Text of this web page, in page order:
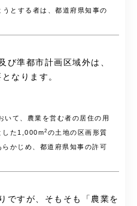
うとする者は、都道府県知事の
び準都市計画区域外は、
なります。
て、農業を営む者の居住の用
した1,000m2 の土地の区画形質
かじめ、都道府県知事の許可
ですが、そもそも「農業を